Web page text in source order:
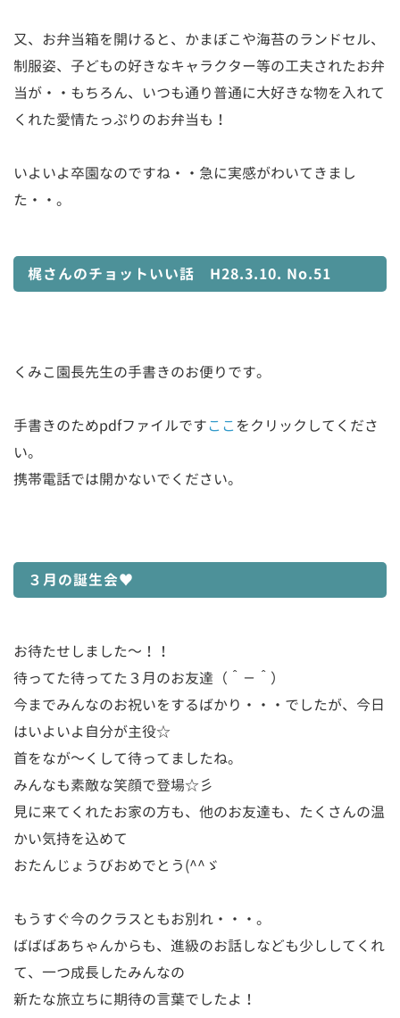
又、お弁当箱を開けると、かまぼこや海苔のランドセル、
制服姿、子どもの好きなキャラクター等の工夫されたお弁
当が・・もちろん、いつも通り普通に大好きな物を入れて
くれた愛情たっぷりのお弁当も！
いよいよ卒園なのですね・・急に実感がわいてきまし
た・・。
梶さんのチョットいい話 H28.3.10. No.51
くみこ園長先生の手書きのお便りです。
手書きのためpdfファイルですここをクリックしてくださ
い。
携帯電話では開かないでください。
３月の誕生会♥
お待たせしました～！！
待ってた待ってた３月のお友達（＾－＾）
今までみんなのお祝いをするばかり・・・でしたが、今日
はいよいよ自分が主役☆
首をなが～くして待ってましたね。
みんなも素敵な笑顔で登場☆彡
見に来てくれたお家の方も、他のお友達も、たくさんの温
かい気持を込めて
おたんじょうびおめでとう(^^ゞ
もうすぐ今のクラスともお別れ・・・。
ばばばあちゃんからも、進級のお話しなども少ししてくれ
て、一つ成長したみんなの
新たな旅立ちに期待の言葉でしたよ！